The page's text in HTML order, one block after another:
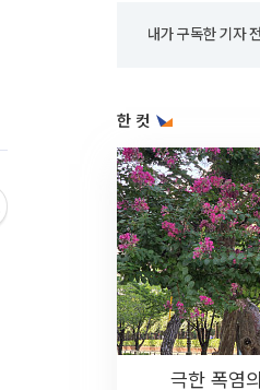
내가 구독한 기자
한 컷
극한 폭염